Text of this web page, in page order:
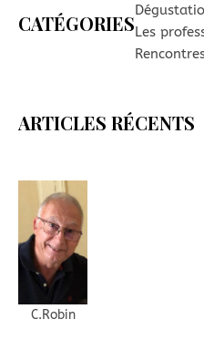
CATÉGORIESLes
ARTICLES RÉCENTS
C.Robin